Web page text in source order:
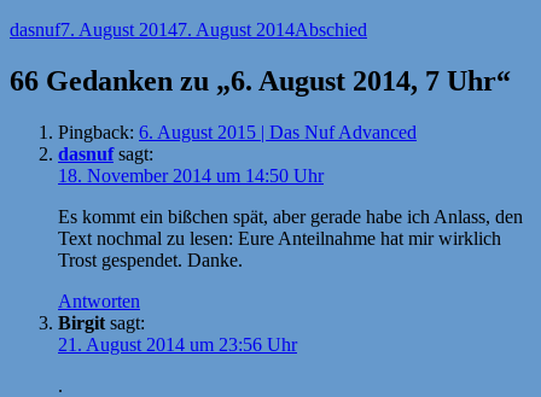
Autor
dasnufVeröffentlicht
7. August 20147. August 2014Kategorien
Abschied
66 Gedanken zu „6. August 2014, 7 Uhr“
Pingback: 6. August 2015 | Das Nuf Advanced
dasnuf sagt:
18. November 2014 um 14:50 Uhr
Es kommt ein bißchen spät, aber gerade habe ich Anlass, den
Text nochmal zu lesen: Eure Anteilnahme hat mir wirklich
Trost gespendet. Danke.
Antworten
Birgit sagt:
21. August 2014 um 23:56 Uhr
.